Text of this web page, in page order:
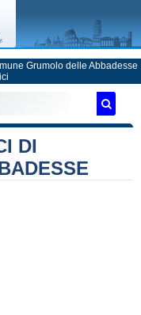
Grumolo delle Abbadesse
DI